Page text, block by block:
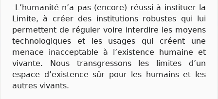
-L’humanité n’a pas (encore) réussi à instituer la
Limite, à créer des institutions robustes qui lui
permettent de réguler voire interdire les moyens
technologiques et les usages qui créent une
menace inacceptable à l’existence humaine et
vivante. Nous transgressons les limites d’un
espace d’existence sûr pour les humains et les
autres vivants.